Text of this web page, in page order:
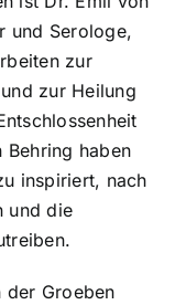
und Serologe,
zur
zur Heilung
haben
inspiriert, nach
und die
der Groeben